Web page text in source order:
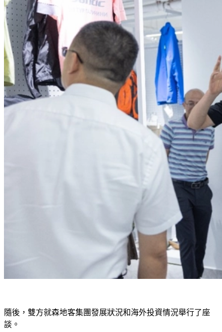
隨後，雙方就森地客集團發展狀況和海外投資情況舉行了座
談。